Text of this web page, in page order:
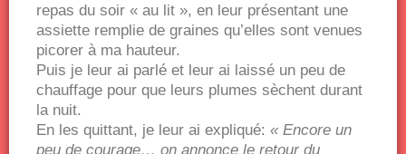
repas du soir « au lit », en leur présentant une
assiette remplie de graines qu’elles sont venues
picorer à ma hauteur.
Puis je leur ai parlé et leur ai laissé un peu de
chauffage pour que leurs plumes sèchent durant
la nuit.
En les quittant, je leur ai expliqué: « Encore un
peu de courage… on annonce le retour du